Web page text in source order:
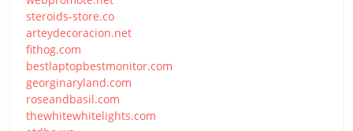
steroids-store.co
arteydecoracion.net
fithog.com
bestlaptopbestmonitor.com
georginaryland.com
roseandbasil.com
thewhitewhitelights.com